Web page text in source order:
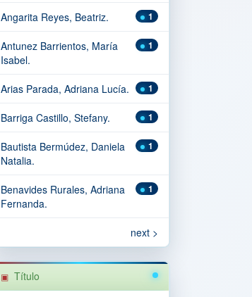
1
Angarita Reyes, Beatriz.
1
Antunez Barrientos, María
Isabel.
1
Arias Parada, Adriana Lucía.
1
Barriga Castillo, Stefany.
1
Bautista Bermúdez, Daniela
Natalia.
1
Benavides Rurales, Adriana
Fernanda.
next >
Título